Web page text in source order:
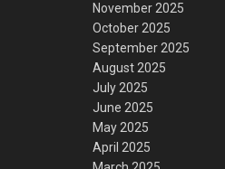
November 2025
October 2025
September 2025
August 2025
July 2025
June 2025
May 2025
April 2025